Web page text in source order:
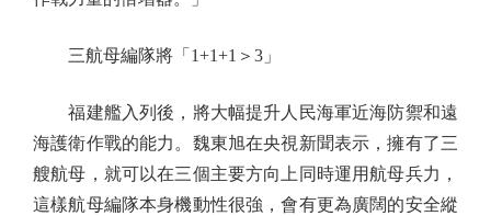
三航母編隊將「1+1+1＞3」
福建艦入列後，將大幅提升人民海軍近海防禦和遠
海護衛作戰的能力。魏東旭在央視新聞表示，擁有了三
艘航母，就可以在三個主要方向上同時運用航母兵力，
這樣航母編隊本身機動性很強，會有更為廣闊的安全縱